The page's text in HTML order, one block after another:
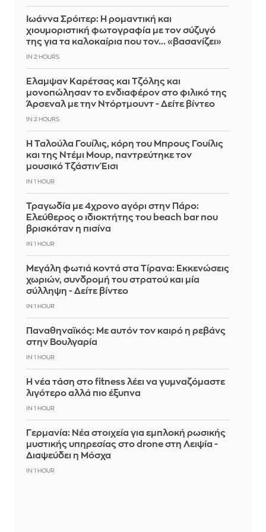
Ιωάννα Σρόιτερ: Η ρομαντική και
χιουμοριστική φωτογραφία με τον σύζυγό
της για τα καλοκαίρια που τον... «βασανίζει»
IN 2 HOURS
Έλαμψαν Καρέτσας και Τζόλης και
μονοπώλησαν το ενδιαφέρον στο φιλικό της
Άρσεναλ με την Ντόρτμουντ - Δείτε βίντεο
IN 2 HOURS
Η Ταλούλα Γουίλις, κόρη του Μπρους Γουίλις
και της Ντέμι Μουρ, παντρεύτηκε τον
μουσικό Τζάστιν Έισι
IN 1 HOUR
Τραγωδία με 4χρονο αγόρι στην Πάρο:
Ελεύθερος ο ιδιοκτήτης του beach bar που
βρισκόταν η πισίνα
IN 1 HOUR
Μεγάλη φωτιά κοντά στα Τίρανα: Εκκενώσεις
χωριών, συνδρομή του στρατού και μία
σύλληψη - Δείτε βίντεο
IN 1 HOUR
Παναθηναϊκός: Με αυτόν τον καιρό η ρεβάνς
στην Βουλγαρία
IN 1 HOUR
Η νέα τάση στο fitness λέει να γυμναζόμαστε
λιγότερο αλλά πιο έξυπνα
IN 1 HOUR
Γερμανία: Νέα στοιχεία για εμπλοκή ρωσικής
μυστικής υπηρεσίας στο drone στη Λειψία -
Διαψεύδει η Μόσχα
IN 1 HOUR